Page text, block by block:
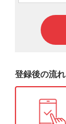
登録後の流れ